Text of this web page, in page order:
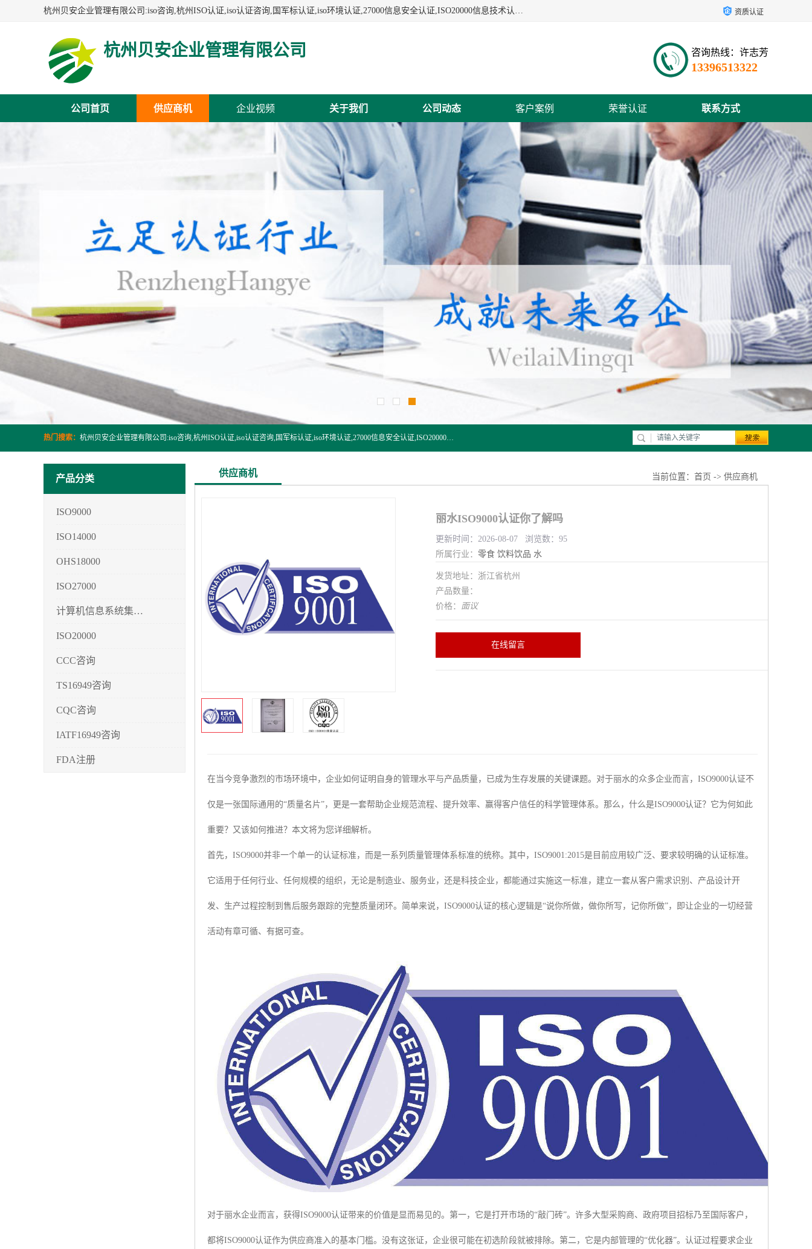
杭州贝安企业管理有限公司:iso咨询,杭州ISO认证,iso认证咨询,国军标认证,iso环境认证,27000信息安全认证,ISO20000信息技术认证,口罩检测报告,32610检测报告,CCRC认证,ISO50001认证,ITSS认证,两化融合认证,出口口罩检测报告等认证代理服务,本公司有近10年的体系咨询经验,能业务覆盖范围南到海南三亚北到新疆阿克苏. 资质认证
杭州贝安企业管理有限公司 咨询热线：许志芳
13396513322
公司首页 供应商机 企业视频 关于我们 公司动态 客户案例 荣誉认证 联系方式
热门搜索： 杭州贝安企业管理有限公司:iso咨询,杭州ISO认证,iso认证咨询,国军标认证,iso环境认证,27000信息安全认证,ISO20000信息技术认证,口罩检测报告,32610检测报告,CCRC认证,ISO50001认证,ITSS认证,两化融合认证,出口口罩检测报告等认证代理服务,本公司有近10年的体系咨询经验,能业务覆盖范围南到海南三亚北到新疆阿克苏.
产品分类
ISO9000
ISO14000
OHS18000
ISO27000
计算机信息系统集成3/4/5
ISO20000
CCC咨询
TS16949咨询
CQC咨询
IATF16949咨询
FDA注册
供应商机 当前位置： 首页 -> 供应商机
丽水ISO9000认证你了解吗
更新时间：2026-08-07 浏览数：95
所属行业： 零食 饮料饮品 水
发货地址：浙江省杭州
产品数量：
价格： 面议
在线留言
在当今竞争激烈的市场环境中，企业如何证明自身的管理水平与产品质量，已成为生存发展的关键课题。对于丽水的众多企业而言，ISO9000认证不
仅是一张国际通用的“质量名片”，更是一套帮助企业规范流程、提升效率、赢得客户信任的科学管理体系。那么，什么是ISO9000认证？它为何如此
重要？又该如何推进？本文将为您详细解析。
首先，ISO9000并非一个单一的认证标准，而是一系列质量管理体系标准的统称。其中，ISO9001:2015是目前应用较广泛、要求较明确的认证标准。
它适用于任何行业、任何规模的组织，无论是制造业、服务业，还是科技企业，都能通过实施这一标准，建立一套从客户需求识别、产品设计开
发、生产过程控制到售后服务跟踪的完整质量闭环。简单来说，ISO9000认证的核心逻辑是“说你所做，做你所写，记你所做”，即让企业的一切经营
活动有章可循、有据可查。
对于丽水企业而言，获得ISO9000认证带来的价值是显而易见的。第一，它是打开市场的“敲门砖”。许多大型采购商、政府项目招标乃至国际客户，
都将ISO9000认证作为供应商准入的基本门槛。没有这张证，企业很可能在初选阶段就被排除。第二，它是内部管理的“优化器”。认证过程要求企业